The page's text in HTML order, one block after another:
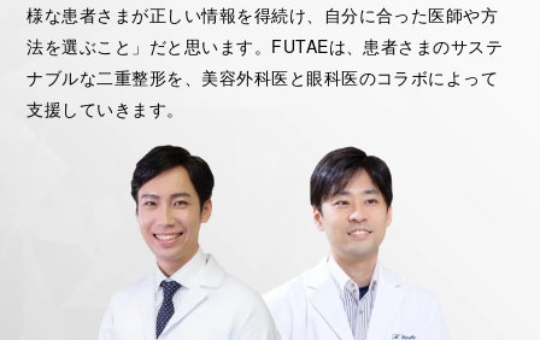
様な患者さまが正しい情報を得続け、自分に合った医師や方
法を選ぶこと」だと思います。FUTAEは、患者さまのサステ
ナブルな二重整形を、美容外科医と眼科医のコラボによって
支援していきます。